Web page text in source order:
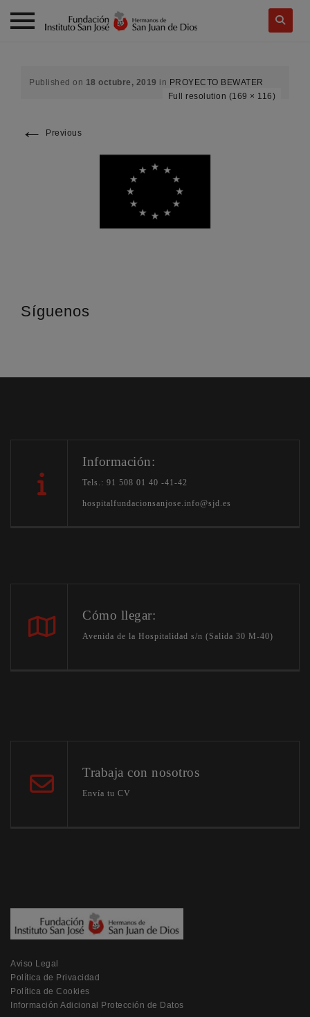
Published on 18 octubre, 2019 in PROYECTO BEWATER
Full resolution (169 × 116)
← Previous
Síguenos
Información:
Tels.: 91 508 01 40 -41-42
hospitalfundacionsanjose.info@sjd.es
Cómo llegar:
Avenida de la Hospitalidad s/n (Salida 30 M-40)
Trabaja con nosotros
Envía tu CV
Aviso Legal
Política de Privacidad
Política de Cookies
Información Adicional Protección de Datos